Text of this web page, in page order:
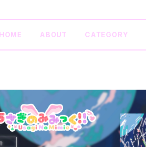
HOME ABOUT CATEGORY